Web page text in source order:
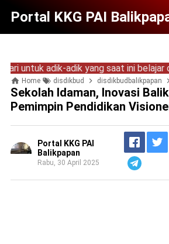
Portal KKG PAI
adik-adik yang saat ini belajar di
Home disdikbud disdikbudbalikpapan
Sekolah Idaman, Inovasi
Pemimpin Pendidikan
Portal KKG PAI
Balikpapan
Rabu, 30 April 2025